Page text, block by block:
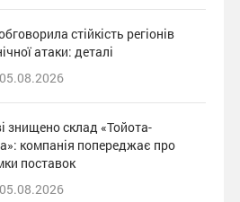
стійкість регіонів
атаки: деталі
знищено склад «Тойота-
компанія попереджає про
поставок